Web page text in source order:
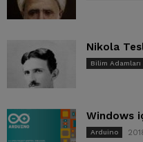
Nikola
Bilim Adamları
Windows
Arduino